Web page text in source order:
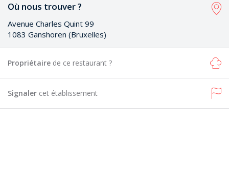
Où nous trouver ?
Avenue Charles Quint 99
1083 Ganshoren (Bruxelles)
Propriétaire de ce restaurant ?
Signaler cet établissement